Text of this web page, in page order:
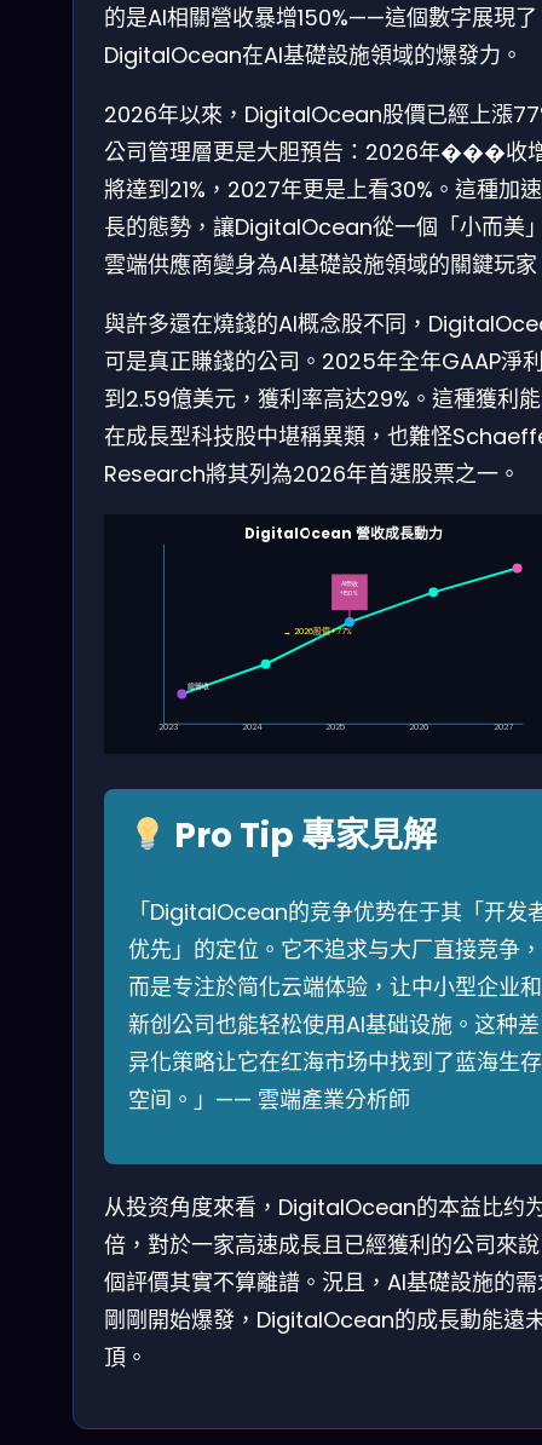
的是AI相關營收暴增150%——這個數字展現了
DigitalOcean在AI基礎設施領域的爆發力。
2026年以來，DigitalOcean股價已經上漲
公司管理層更是大胆預告：2026年���收
將達到21%，2027年更是上看30%。這種加
長的態勢，讓DigitalOcean從一個「小而美
雲端供應商變身為AI基礎設施領域的關鍵玩
與許多還在燒錢的AI概念股不同，
可是真正賺錢的公司。2025年全年GAAP淨
到2.59億美元，獲利率高达29%。這種獲利
在成長型科技股中堪稱異類，也難怪
Research將其列為2026年首選股票之一。
DigitalOcean 營收成長動力
2023 2024 2025 2026 2027
總營收
AI營收
+150%
→ 2026股價+77%
Pro Tip 專家見解
「DigitalOcean的竞争优势在于其「开发
优先」的定位。它不追求与大厂直接竞争，
而是专注於简化云端体验，让中小型企业和
新创公司也能轻松使用AI基础设施。这种差
异化策略让它在红海市场中找到了蓝海生存
空间。」—— 雲端產業分析師
从投资角度來看，DigitalOcean的本益比约
倍，對於一家高速成長且已經獲利的公司來
個評價其實不算離譜。況且，AI基礎設施的
剛剛開始爆發，DigitalOcean的成長動能遠
頂。